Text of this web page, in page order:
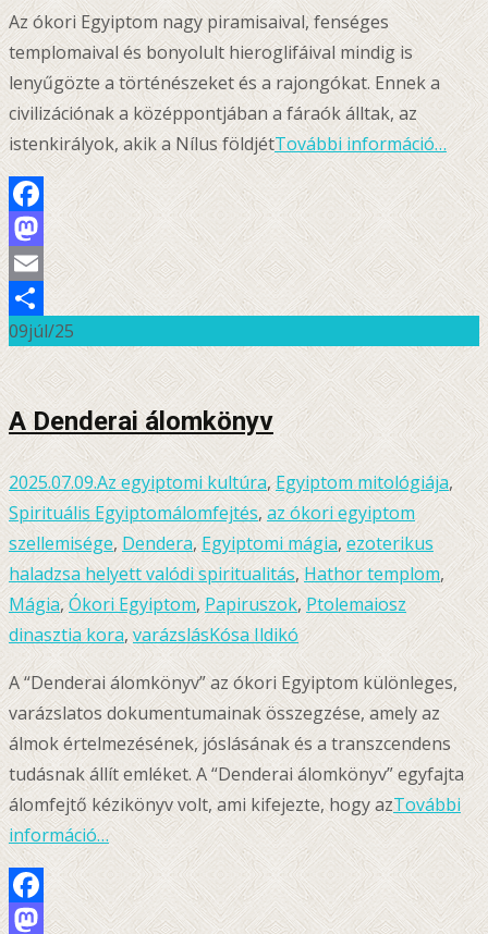
Az ókori Egyiptom nagy piramisaival, fenséges
templomaival és bonyolult hieroglifáival mindig is
lenyűgözte a történészeket és a rajongókat. Ennek a
civilizációnak a középpontjában a fáraók álltak, az
istenkirályok, akik a Nílus földjétTovábbi információ…
Facebook
Mastodon
Email
Ossza
meg
09júl/25
A Denderai álomkönyv
2025.07.09.Az egyiptomi kultúra,Egyiptom mitológiája,
Spirituális Egyiptomálomfejtés, az ókori egyiptom
szellemisége, Dendera,Egyiptomi mágia, ezoterikus
haladzsa helyett valódi spiritualitás,Hathor templom,
Mágia,Ókori Egyiptom, Papiruszok,Ptolemaiosz
dinasztia kora,varázslásKósa Ildikó
A “Denderai álomkönyv” az ókori Egyiptom különleges,
varázslatos dokumentumainak összegzése, amely az
álmok értelmezésének, jóslásának és a transzcendens
tudásnak állít emléket. A “Denderai álomkönyv” egyfajta
álomfejtő kézikönyv volt, ami kifejezte, hogy azTovábbi
információ…
Facebook